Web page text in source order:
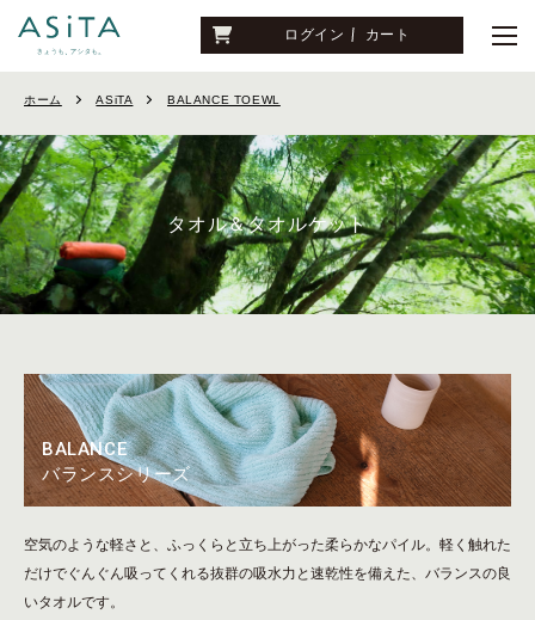
ログイン カート
ホーム ASiTA BALANCE TOEWL
BALANCE
バランスシリーズ
空気のような軽さと、ふっくらと立ち上がった柔らかなパイル。軽く触れた
だけでぐんぐん吸ってくれる抜群の吸水力と速乾性を備えた、バランスの良
いタオルです。